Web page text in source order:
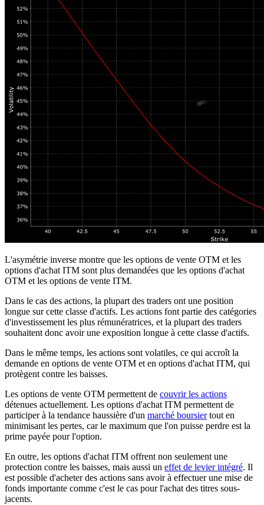
L'asymétrie inverse montre que les options de vente OTM et les
options d'achat ITM sont plus demandées que les options d'achat
OTM et les options de vente ITM.
Dans le cas des actions, la plupart des traders ont une position
longue sur cette classe d'actifs. Les actions font partie des catégories
d'investissement les plus rémunératrices, et la plupart des traders
souhaitent donc avoir une exposition longue à cette classe d'actifs.
Dans le même temps, les actions sont volatiles, ce qui accroît la
demande en options de vente OTM et en options d'achat ITM, qui
protègent contre les baisses.
Les options de vente OTM permettent de couvrir les actions
détenues actuellement. Les options d'achat ITM permettent de
participer à la tendance haussière d'un marché boursiertout en
minimisant les pertes, car le maximum que l'on puisse perdre est la
prime payée pour l'option.
En outre, les options d'achat ITM offrent non seulement une
protection contre les baisses, mais aussi un effet de levier intégré. Il
est possible d'acheter des actions sans avoir à effectuer une mise de
fonds importante comme c'est le cas pour l'achat des titres sous-
jacents.